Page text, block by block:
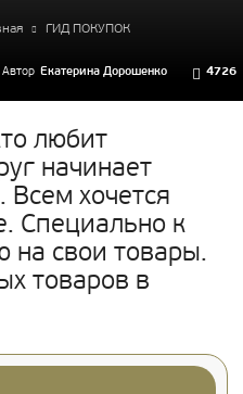
ГИД ПОКУПОК
Автор Екатерина Дорошенко 4726
любит
начинает
хочется
Специально к
на свои товары.
товаров в